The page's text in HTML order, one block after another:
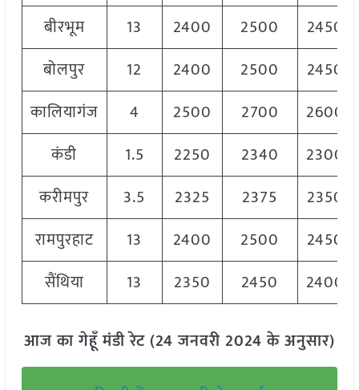
बीरभूम
13 2400 2500
2450
बोलपुर
12 2400 2500
2450
कालियागंज
4 2500 2700
2600
कंडी
1.5 2250 2340
2300
करीमपुर
3.5 2325 2375
2350
रामपुरहाट
13 2400 2500
2450
सैंथिया
13 2350 2450 2400
आज का गेहूँ मंडी रेट (24 जनवरी 2024 के अनुसार)